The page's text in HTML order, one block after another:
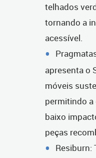
telhados
tornando a
acessível.
apresenta o
móveis
permitindo
baixo
peças
Resiburn: